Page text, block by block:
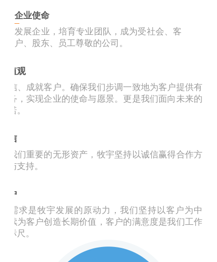
企业使命
发展企业，培育专业团队，成为受社会、客
户、股东、员工尊敬的公司。
值观
信、成就客户。确保我们步调一致地为客户提供有
务，实现企业的使命与愿景。更是我们面向未来的
诺。
信
我们重要的无形资产，牧宇坚持以诚信赢得合作方
与支持。
户
需求是牧宇发展的原动力，我们坚持以客户为中
续为客户创造长期价值，客户的满意度是我们工作
标尺。